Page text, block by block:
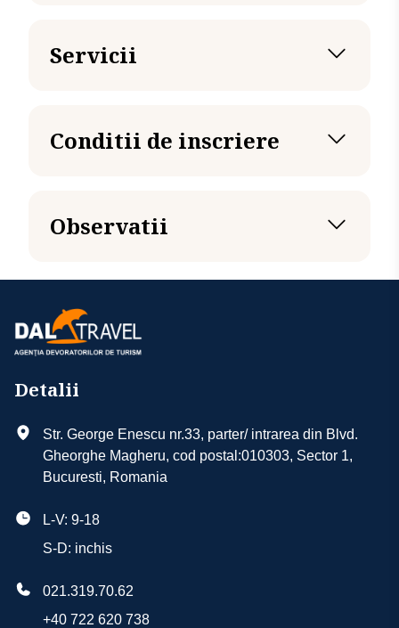
Servicii
Tariful nu include
Conditii de inscriere
Observatii
Detalii
Str. George Enescu nr.33, parter/ intrarea din Blvd.
Gheorghe Magheru, cod postal:010303, Sector 1,
Bucuresti, Romania
L-V: 9-18
S-D: inchis
021.319.70.62
+40 722 620 738